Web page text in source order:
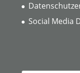
Social Media